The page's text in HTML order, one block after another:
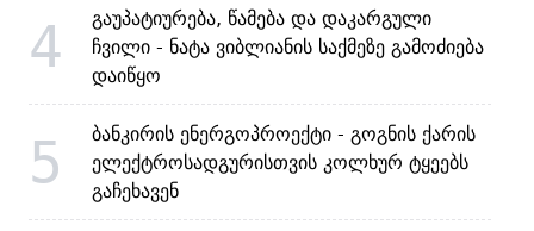
4
გაუპატიურება, წამება და დაკარგული
ჩვილი - ნატა ვიბლიანის საქმეზე გამოძიება
დაიწყო
5
ბანკირის ენერგოპროექტი - გოგნის ქარის
ელექტროსადგურისთვის კოლხურ ტყეებს
გაჩეხავენ